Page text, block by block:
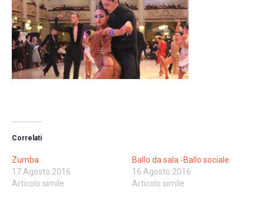
Correlati
Zumba
17 Agosto 2016
Articolo simile
Ballo da sala -Ballo sociale
16 Agosto 2016
Articolo simile